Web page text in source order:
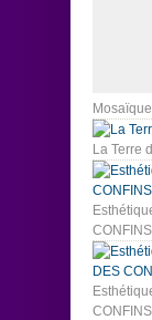
La Terre
CONFINS
CONFINS